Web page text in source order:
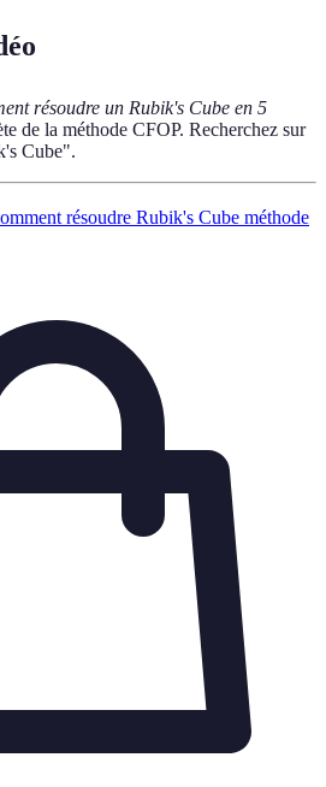
résoudre un Rubik's Cube en 5
de la méthode CFOP. Recherchez sur
Cube".
résoudre Rubik's Cube méthode